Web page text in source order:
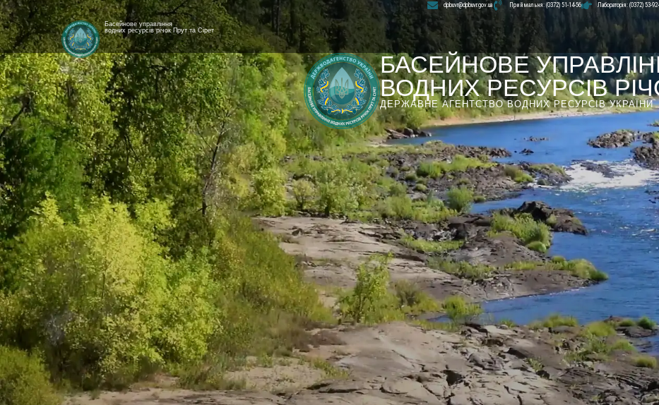
[newyear_garland]
Басейнове управління
водних ресурсів річок Прут та Сірет
Лабораторія: (0372) 53-
dpbuvr@dpbuvr.gov.ua Приймальня: (0372) 51-14-56
БАСЕЙНОВЕ
ВОДНИХ РЕСУРСІВ
ДЕРЖАВНЕ АГЕНТСТВО ВОДНИХ РЕСУРСІВ УКРАЇНИ